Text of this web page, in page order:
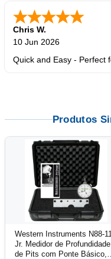
Chris W.
10 Jun 2026
Quick and Easy - Perfect
Produtos
Western Instruments N88-
Jr. Medidor de Profundidade
de Pits com Ponte Básico,